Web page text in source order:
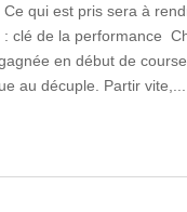
Ce qui est pris sera à
: clé de la performance
en début de
au décuple. Partir vite,...